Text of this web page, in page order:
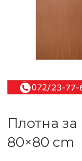
Плотна
80×80 cm